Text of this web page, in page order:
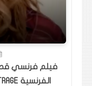
فيلم فرنسي
الفرنسية FILM FRANÇAIS COURT MÉTRAGE